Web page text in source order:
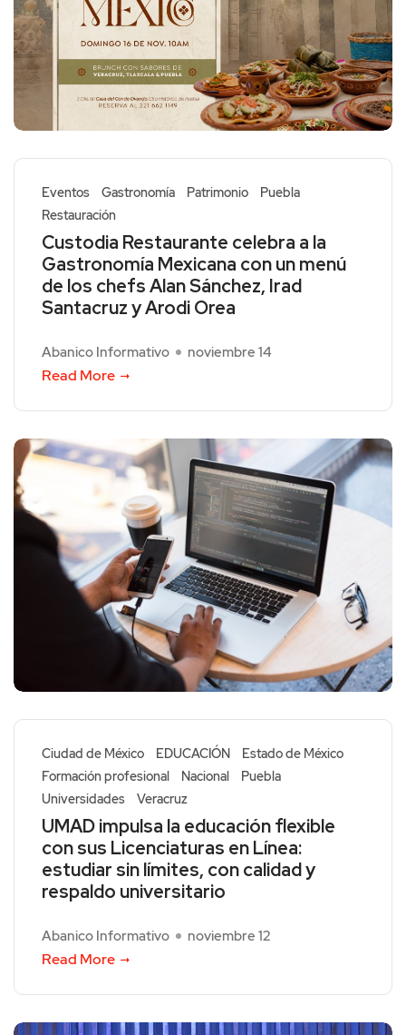
Eventos Gastronomía Patrimonio
Puebla
Restauración
Custodia Restaurante celebra a la
Gastronomía Mexicana con un menú
de los chefs Alan Sánchez, Irad
Santacruz y Arodi Orea
Abanico Informativo noviembre 14
Read More
Ciudad de México EDUCACIÓN
Estado de México
Formación profesional
Nacional
Puebla
Universidades
Veracruz
UMAD impulsa la educación flexible
con sus Licenciaturas en Línea:
estudiar sin límites, con calidad y
respaldo universitario
Abanico Informativo noviembre 12
Read More